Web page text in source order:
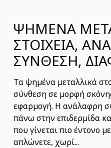
ΨΗΜΕΝΑ
ΣΤΟΙΧΕΙΑ,
ΣΥΝΘΕΣΗ,
Τα ψημένα μεταλλικά
σύνθεση σε μορφή
εφαρμογή. Η ανάλαφρη
πάνω στην επιδερμίδα
που γίνεται πιο έντονο
απλώνετε, χωρί...